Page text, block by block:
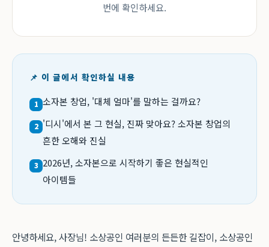
번에 확인하세요.
📌 이 글에서 확인하실 내용
1 소자본 창업, '대체 얼마'를 말하는 걸까요?
2 '디시'에서 본 그 현실, 진짜 맞아요? 소자본 창업의
흔한 오해와 진실
3 2026년, 소자본으로 시작하기 좋은 현실적인
아이템들
안녕하세요, 사장님! 소상공인 여러분의 든든한 길잡이, 소상공인